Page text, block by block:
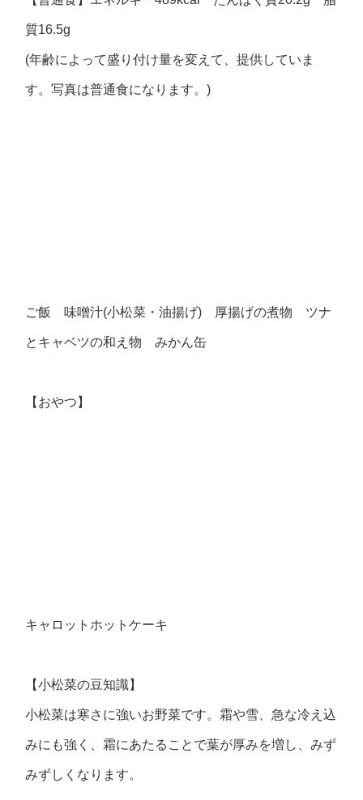
質16.5g
(年齢によって盛り付け量を変えて、提供していま
す。写真は普通食になります。)
ご飯 味噌汁(小松菜・油揚げ) 厚揚げの煮物 ツナ
とキャベツの和え物 みかん缶
【おやつ】
キャロットホットケーキ
【小松菜の豆知識】
小松菜は寒さに強いお野菜です。霜や雪、急な冷え込
みにも強く、霜にあたることで葉が厚みを増し、みず
みずしくなります。